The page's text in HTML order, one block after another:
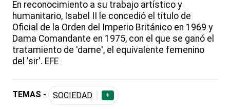
En reconocimiento a su trabajo artístico y
humanitario, Isabel II le concedió el título de
Oficial de la Orden del Imperio Británico en 1969 y
Dama Comandante en 1975, con el que se ganó el
tratamiento de 'dame', el equivalente femenino
del 'sir'. EFE
TEMAS - SOCIEDAD +